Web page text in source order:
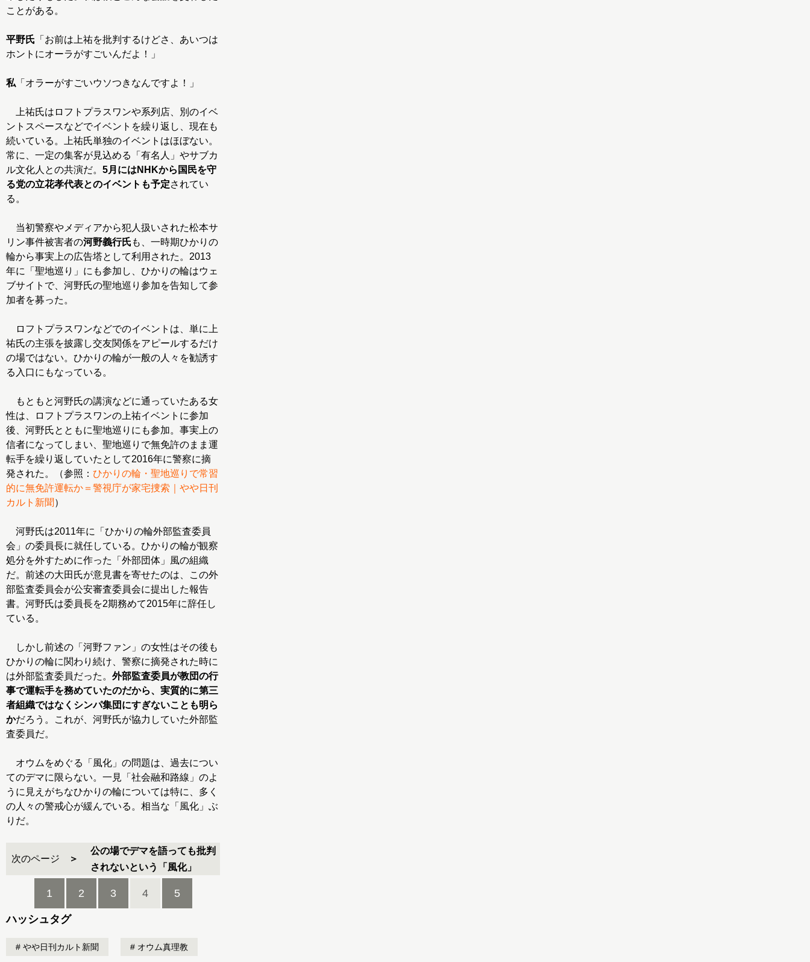
ことがある。
平野氏 「お前は上祐を批判するけどさ、あいつは
ホントにオーラがすごいんだよ！」
私 「オラーがすごいウソつきなんですよ！」
上祐氏はロフトプラスワンや系列店、別のイベ
ントスペースなどでイベントを繰り返し、現在も
続いている。上祐氏単独のイベントはほぼない。
常に、一定の集客が見込める「有名人」やサブカ
ル文化人との共演だ。 5月にはNHKから国民を守
る党の立花孝代表とのイベントも予定されてい
る。
当初警察やメディアから犯人扱いされた松本サ
リン事件被害者の河野義行氏 も、一時期ひかりの
輪から事実上の広告塔として利用された。2013
年に「聖地巡り」にも参加し、ひかりの輪はウェ
ブサイトで、河野氏の聖地巡り参加を告知して参
加者を募った。
ロフトプラスワンなどでのイベントは、単に上
祐氏の主張を披露し交友関係をアピールするだけ
の場ではない。ひかりの輪が一般の人々を勧誘す
る入口にもなっている。
もともと河野氏の講演などに通っていたある女
性は、ロフトプラスワンの上祐イベントに参加
後、河野氏とともに聖地巡りにも参加。事実上の
信者になってしまい、聖地巡りで無免許のまま運
転手を繰り返していたとして2016年に警察に摘
発された。（参照： ひかりの輪・聖地巡りで常習
的に無免許運転か＝警視庁が家宅捜索｜やや日刊
カルト新聞 ）
河野氏は2011年に「ひかりの輪外部監査委員
会」の委員長に就任している。ひかりの輪が観察
処分を外すために作った「外部団体」風の組織
だ。前述の大田氏が意見書を寄せたのは、この外
部監査委員会が公安審査委員会に提出した報告
書。河野氏は委員長を2期務めて2015年に辞任し
ている。
しかし前述の「河野ファン」の女性はその後も
ひかりの輪に関わり続け、警察に摘発された時に
は外部監査委員だった。 外部監査委員が教団の行
事で運転手を務めていたのだから、実質的に第三
者組織ではなくシンパ集団にすぎないことも明ら
かだろう。これが、河野氏が協力していた外部監
査委員だ。
オウムをめぐる「風化」の問題は、過去につい
てのデマに限らない。一見「社会融和路線」のよ
うに見えがちなひかりの輪については特に、多く
の人々の警戒心が緩んでいる。相当な「風化」ぶ
りだ。
次のページ
公の場でデマを語っても批判
されないという「風化」
1 2 3 4 5
ハッシュタグ
やや日刊カルト新聞 オウム真理教